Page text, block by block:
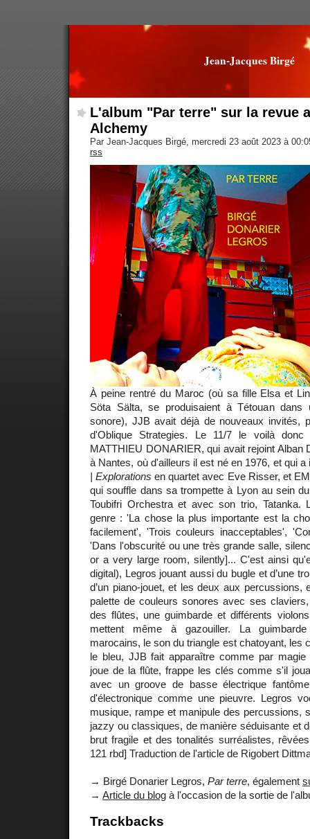
Jean-Jacques Birgé
L'album "Par terre" sur la revue
Alchemy
Par Jean-Jacques Birgé, mercredi 23 août 2023 à
rss
À peine rentré du Maroc (où sa fille Elsa et
Söta Sälta, se produisaient à Tétouan dans
sonore), JJB avait déjà de nouveaux invités,
d'Oblique Strategies. Le 11/7 le voilà donc
MATTHIEU DONARIER, qui avait rejoint Alban
à Nantes, où d'ailleurs il est né en 1976, et qui
| Explorations en quartet avec Eve Risser, et
qui souffle dans sa trompette à Lyon au sein
Toubifri Orchestra et avec son trio, Tatanka.
genre : 'La chose la plus importante est la
facilement', 'Trois couleurs inacceptables',
'Dans l'obscurité ou une très grande salle,
or a very large room, silently]... C'est ainsi
digital), Legros jouant aussi du bugle et d’une
d’un piano-jouet, et les deux aux percussions,
palette de couleurs sonores avec ses
des flûtes, une guimbarde et différents
mettent même à gazouiller. La
marocains, le son du triangle est chatoyant, les
le bleu, JJB fait apparaître comme par
joue de la flûte, frappe les clés comme s'il
avec un groove de basse électrique
d'électronique comme une pieuvre. Legros
musique, rampe et manipule des percussions,
jazzy ou classiques, de manière séduisante et
brut fragile et des tonalités surréalistes,
121 rbd] Traduction de l'article de Rigobert
→ Birgé Donarier Legros, Par terre, également
→ Article du blog à l'occasion de la sortie de
Trackbacks